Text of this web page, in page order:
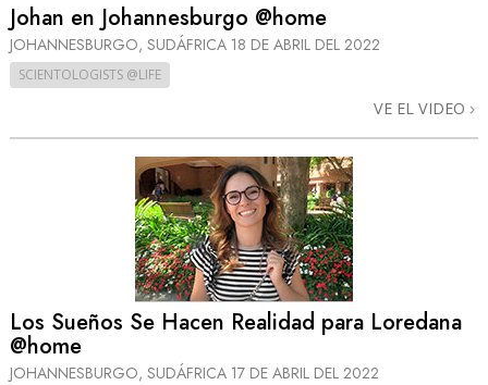
Johan en Johannesburgo @home
JOHANNESBURGO, SUDÁFRICA 18 DE ABRIL DEL 2022
SCIENTOLOGISTS @LIFE
VE EL VIDEO
Los Sueños Se Hacen Realidad para Loredana
@home
JOHANNESBURGO, SUDÁFRICA 17 DE ABRIL DEL 2022